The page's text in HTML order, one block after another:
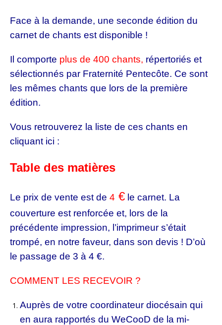
Face à la demande, une seconde édition du
carnet de chants est disponible !
Il comporte plus de 400 chants, répertoriés et
sélectionnés par Fraternité Pentecôte. Ce sont
les mêmes chants que lors de la première
édition.
Vous retrouverez la liste de ces chants en
cliquant ici :
Table des matières
Le prix de vente est de 4 € le carnet. La
couverture est renforcée et, lors de la
précédente impression, l’imprimeur s’était
trompé, en notre faveur, dans son devis ! D’où
le passage de 3 à 4 €.
COMMENT LES RECEVOIR ?
Auprès de votre coordinateur diocésain qui
en aura rapportés du WeCooD de la mi-